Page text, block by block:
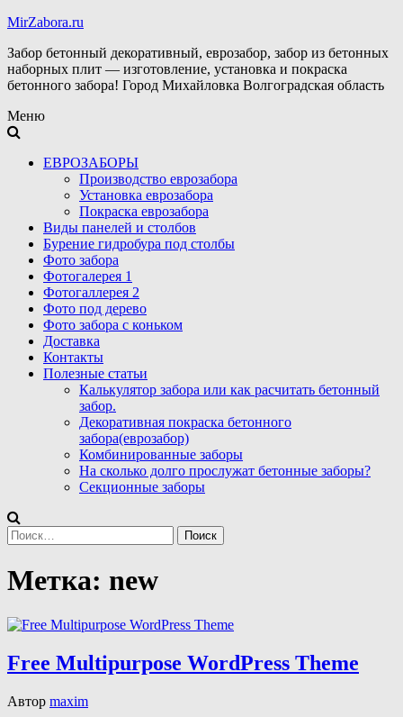
MirZabora.ru
Забор бетонный декоративный, еврозабор, забор из бетонных
наборных плит — изготовление, установка и покраска
бетонного забора! Город Михайловка Волгоградская область
Меню
ЕВРОЗАБОРЫ
Производство еврозабора
Установка еврозабора
Покраска еврозабора
Виды панелей и столбов
Бурение гидробура под столбы
Фото забора
Фотогалерея 1
Фотогаллерея 2
Фото под дерево
Фото забора с коньком
Доставка
Контакты
Полезные статьи
Калькулятор забора или как расчитать бетонный
забор.
Декоративная покраска бетонного
забора(еврозабор)
Комбинированные заборы
На сколько долго прослужат бетонные заборы?
Секционные заборы
Найти:
Метка: new
Free Multipurpose WordPress Theme
Автор maxim